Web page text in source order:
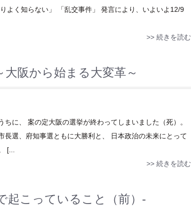
よく知らない」 「乱交事件」 発言により、いよいよ12/9
>> 続きを読む
阪から始まる大変革～
に、 案の定大阪の選挙が終わってしまいました（死）。
長選、府知事選ともに大勝利と、 日本政治の未来にとって
[...
>> 続きを読む
起こっていること（前）-